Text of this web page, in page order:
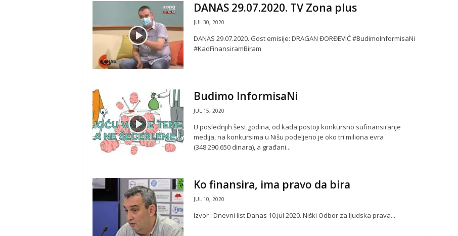
DANAS 29.07.2020. TV Zona plus
JUL 30, 2020
DANAS 29.07.2020. Gost emisije: DRAGAN ĐORĐEVIĆ #BudimoInformisaNi
#KadFinansiramBiram
Budimo InformisaNi
JUL 15, 2020
U poslednjih šest godina, od kada postoji konkursno sufinansiranje
medija, na konkursima u Nišu podeljeno je oko tri miliona evra
(348.290.650 dinara), a građani...
Ko finansira, ima pravo da bira
JUL 10, 2020
Izvor : Dnevni list Danas 10.jul 2020. Niški Odbor za ljudska prava...